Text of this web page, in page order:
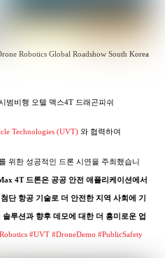
Robotics Global Roadshow South Korea
범비행 오텔 맥스4T 드래곤피쉬
Technologies (UVT) 와 협력하여
위한 성공적인 드론 시연을 주최했습니
4T 드론은 공공 안전 애플리케이션에서
단 항공 기술로 더 안전한 지역 사회에 기
루션과 향후 데모에 대한 더 흥미로운 업
#UVT #DroneDemo #PublicSafety